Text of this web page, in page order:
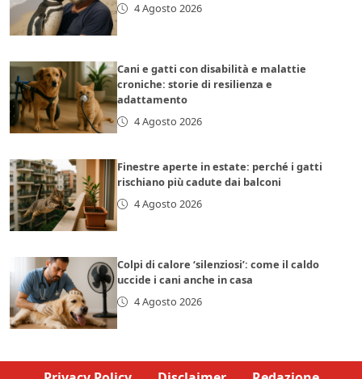
4 Agosto 2026
Cani e gatti con disabilità e malattie
croniche: storie di resilienza e
adattamento
4 Agosto 2026
Finestre aperte in estate: perché i gatti
rischiano più cadute dai balconi
4 Agosto 2026
Colpi di calore ‘silenziosi’: come il caldo
uccide i cani anche in casa
4 Agosto 2026